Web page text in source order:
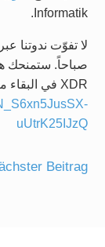
Informatik.
صباحاً. ستمنحك
XDR في البقاء متقدماً على التهديدات الإلكترونية.
uUtrK25IJzQ
Beitrag